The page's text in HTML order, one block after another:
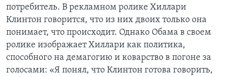
потребитель. В рекламном ролике Хиллари
Клинтон говорится, что из них двоих только она
понимает, что происходит. Однако Обама в своем
ролике изображает Хиллари как политика,
способного на демагогию и коварство в погоне за
голосами: «Я понял, что Клинтон готова говорить,